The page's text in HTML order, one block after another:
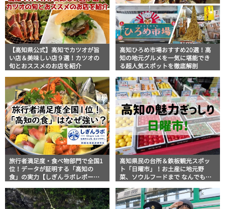
【高知県公式】高知でカツオが旨
い店＆美味しい店９選！カツオの
旬とおススメのお店を紹介
高知ひろめ市場おすすめ20選！高
知の地元グルメを一気に堪能でき
る超人気スポットを徹底解剖
旅行者満足度・食べ物部門で全国1
位！データが証明する「高知の
食」の実力【しぎんラボレポー
高知県民の台所＆鉄板観光スポッ
ト「日曜市」！お土産に地元野
菜、ソウルフードまで なんでもそ
説！